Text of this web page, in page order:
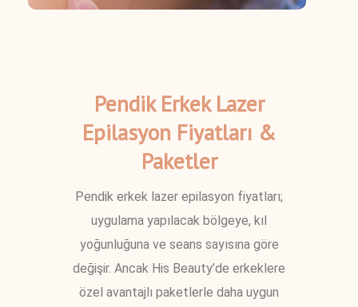
Pendik Erkek Lazer
Epilasyon Fiyatları &
Paketler
Pendik erkek lazer epilasyon fiyatları;
uygulama yapılacak bölgeye, kıl
yoğunluğuna ve seans sayısına göre
değişir. Ancak His Beauty’de erkeklere
özel avantajlı paketlerle daha uygun